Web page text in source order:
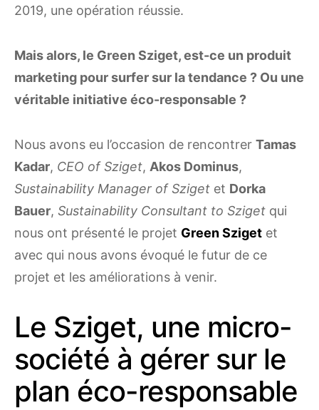
2019, une opération réussie.
Mais alors, le Green Sziget, est-ce un produit
marketing pour surfer sur la tendance ? Ou une
véritable initiative éco-responsable ?
Nous avons eu l’occasion de rencontrer Tamas
Kadar, CEO of Sziget, Akos Dominus,
Sustainability Manager of Sziget et Dorka
Bauer, Sustainability Consultant to Sziget qui
nous ont présenté le projet Green Sziget et
avec qui nous avons évoqué le futur de ce
projet et les améliorations à venir.
Le Sziget, une micro-
société à gérer sur le
plan éco-responsable